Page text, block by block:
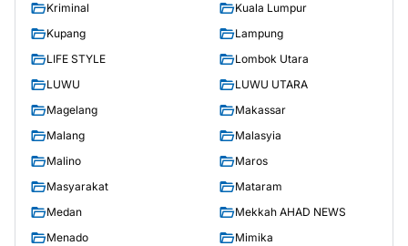
Kriminal
Kuala Lumpur
Kupang
Lampung
LIFE STYLE
Lombok Utara
LUWU
LUWU UTARA
Magelang
Makassar
Malang
Malasyia
Malino
Maros
Masyarakat
Mataram
Medan
Mekkah AHAD NEWS
Menado
Mimika